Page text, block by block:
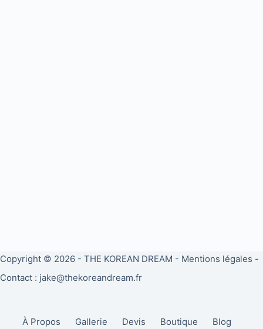
Copyright © 2026 - THE KOREAN DREAM - Mentions légales -
Contact : jake@thekoreandream.fr
À Propos Gallerie Devis Boutique Blog